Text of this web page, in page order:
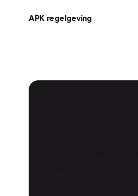
APK regelgeving